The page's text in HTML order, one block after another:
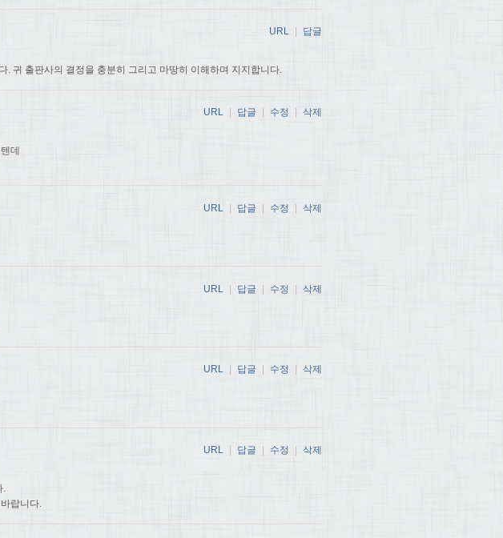
. 귀 출판사의 결정을 충분히 그리고 마땅히 이해하며 지지합니다.
URL 답글
데
URL 답글 수정 삭제
URL | 답글 | 수정 | 삭제
URL | 답글 | 수정 | 삭제
URL 답글 수정 삭제
.
랍니다.
URL 답글 수정 삭제